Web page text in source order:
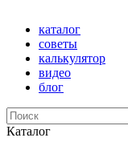
каталог
советы
калькулятор
видео
блог
Каталог